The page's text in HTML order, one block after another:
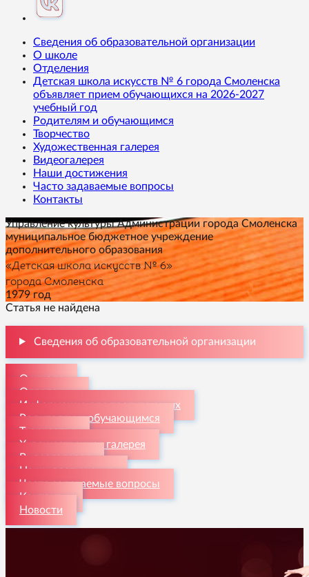
Сведения об образовательной организации
О школе
Отделения
Детская школа искусств № 6 города Смоленска
объявляет прием обучающихся на 2026-2027
учебный год
Родителям и обучающимся
Творчество
Художественная галерея
Видеогалерея
Наши достижения
Часто задаваемые вопросы
Контакты
Управление культуры Администрации города Смоленска
муниципальное бюджетное учреждение
дополнительного образования
«Детская школа искусств № 6»
города Смоленска
1979 год
Статья не найдена
Сведения об образовательной организации
О школе
Отделения
Информация для поступающих
Родителям и обучающимся
Творчество
Художественная галерея
Видеогалерея
Наши достижения
Часто задаваемые вопросы
Контакты
Новости